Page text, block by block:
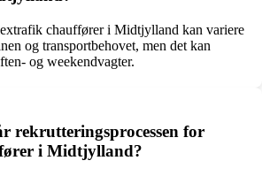
chauffører i Midtjylland kan variere
og transportbehovet, men det kan
og weekendvagter.
rekrutteringsprocessen for
i Midtjylland?